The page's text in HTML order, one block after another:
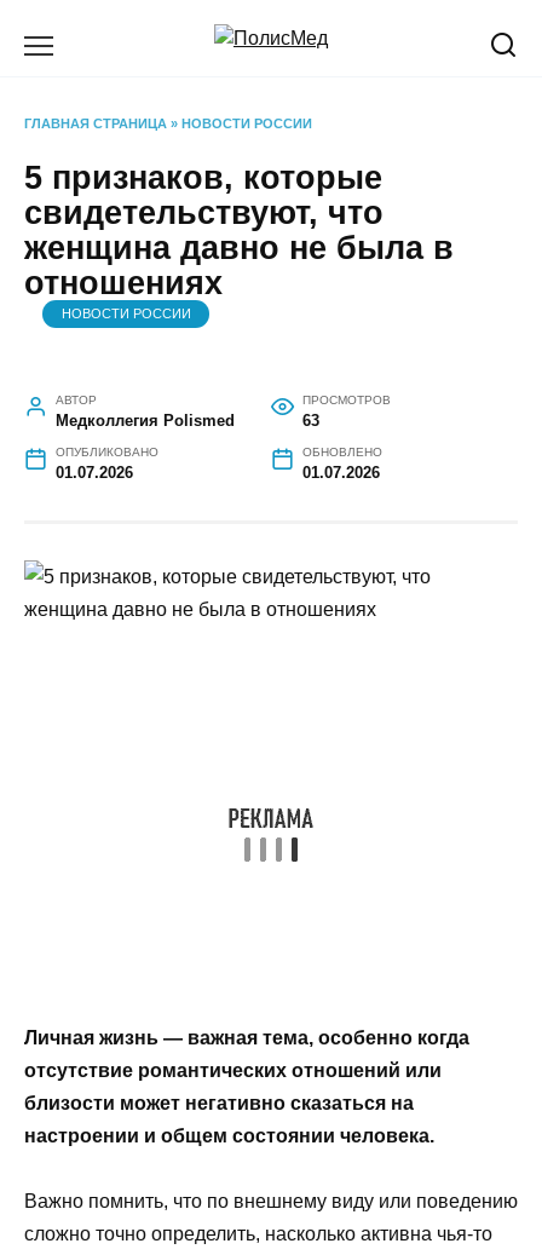
ГЛАВНАЯ СТРАНИЦА » НОВОСТИ РОССИИ
5 признаков, которые
свидетельствуют, что
женщина давно не была в
отношениях
НОВОСТИ РОССИИ
АВТОР
Медколлегия Polismed
ПРОСМОТРОВ
63
ОПУБЛИКОВАНО
01.07.2026
ОБНОВЛЕНО
01.07.2026
Личная жизнь — важная тема, особенно когда
отсутствие романтических отношений или
близости может негативно сказаться на
настроении и общем состоянии человека.
Важно помнить, что по внешнему виду или поведению
сложно точно определить, насколько активна чья-то